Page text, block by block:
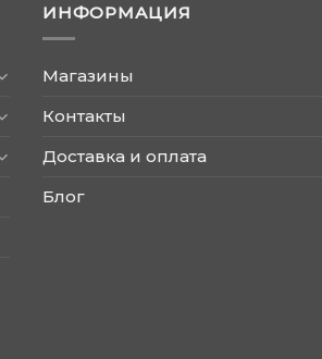
выбрать
на
товара.
ИНФОРМАЦИЯ
Магазины
Контакты
Доставка и оплата
Блог